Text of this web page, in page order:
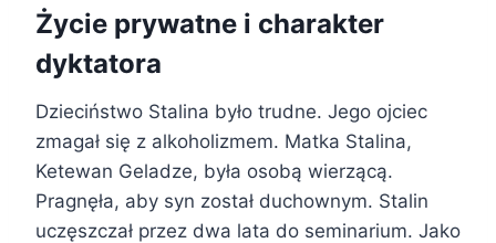
Życie prywatne i charakter
dyktatora
Dzieciństwo Stalina było trudne. Jego ojciec
zmagał się z alkoholizmem. Matka Stalina,
Ketewan Geladze, była osobą wierzącą.
Pragnęła, aby syn został duchownym. Stalin
uczęszczał przez dwa lata do seminarium. Jako